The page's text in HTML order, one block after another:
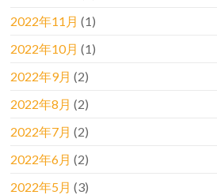
2022年11月 (1)
2022年10月 (1)
2022年9月 (2)
2022年8月 (2)
2022年7月 (2)
2022年6月 (2)
2022年5月 (3)